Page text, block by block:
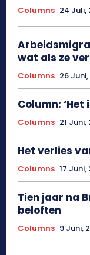
Columns 24 Juli,
wat als ze
Columns 26
Column:
Columns 21 Juni,
Het verlies
Columns 17 Juni,
Tien jaar na
beloften
Columns 9 Juni,